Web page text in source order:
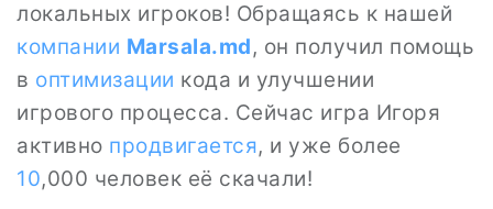
локальных игроков! Обращаясь к нашей
компании Marsala.md, он получил помощь
в оптимизации кода и улучшении
игрового процесса. Сейчас игра Игоря
активно продвигается, и уже более
10,000 человек её скачали!